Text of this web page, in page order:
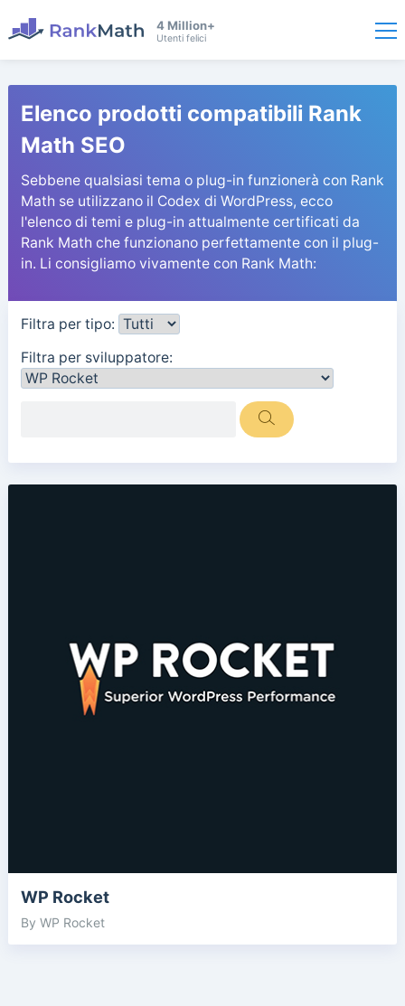
4 Million+
Utenti felici
Elenco prodotti compatibili Rank
Math SEO
Sebbene qualsiasi tema o plug-in funzionerà con Rank
Math se utilizzano il Codex di WordPress, ecco
l'elenco di temi e plug-in attualmente certificati da
Rank Math che funzionano perfettamente con il plug-
in. Li consigliamo vivamente con Rank Math:
Filtra per tipo:
Filtra per sviluppatore:
WP Rocket
By WP Rocket